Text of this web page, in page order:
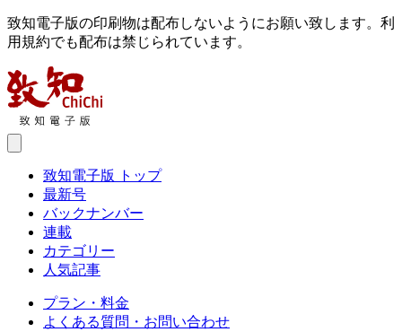
致知電子版の印刷物は配布しないようにお願い致します。利
用規約でも配布は禁じられています。
致知電子版 トップ
最新号
バックナンバー
連載
カテゴリー
人気記事
プラン・料金
よくある質問・お問い合わせ